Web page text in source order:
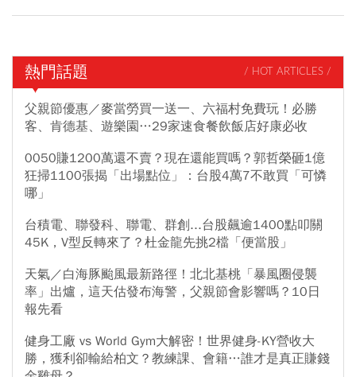
熱門話題 / HOT ARTICLES /
父親節優惠／麥當勞買一送一、六福村免費玩！必勝
客、肯德基、遊樂園…29家速食餐飲飯店好康必收
0050賺1200萬還不賣？現在還能買嗎？郭哲榮砸1億
狂掃1100張揭「出場點位」：台股4萬7不敢買「可憐
哪」
台積電、聯發科、聯電、群創...台股飆逾1400點叩關
45K，V型反轉來了？杜金龍先挑2檔「便當股」
天氣／白海豚颱風最新路徑！北北基桃「暴風圈侵襲
率」出爐，這天估發布海警，父親節會影響嗎？10日
報先看
健身工廠 vs World Gym大解密！世界健身-KY營收大
勝，獲利卻輸給柏文？教練課、會籍…誰才是真正賺錢